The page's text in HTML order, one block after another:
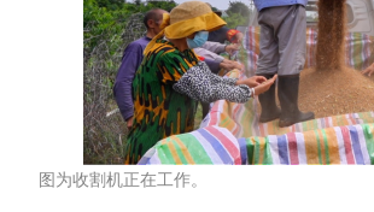
图为收割机正在工作。